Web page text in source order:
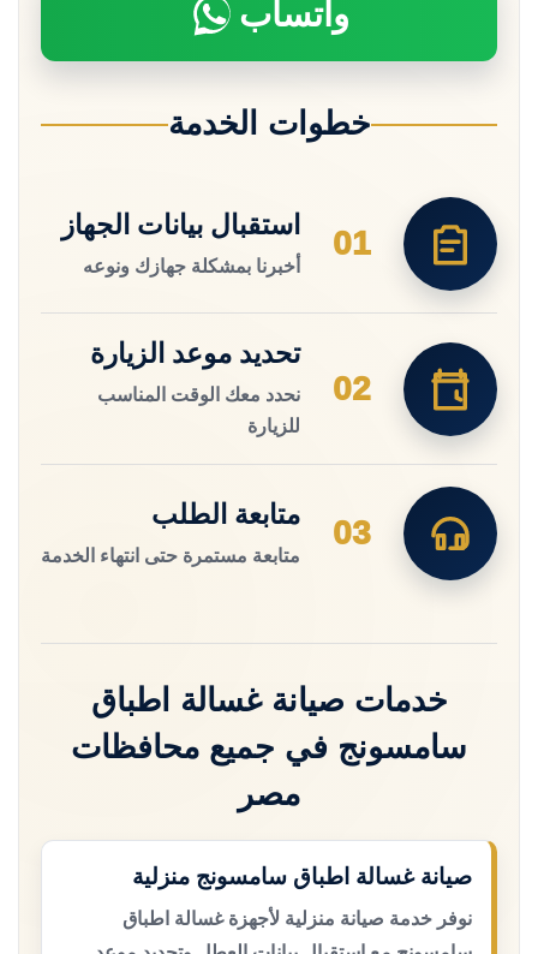
واتساب
خطوات الخدمة
01
استقبال بيانات الجهاز
أخبرنا بمشكلة جهازك ونوعه
02
تحديد موعد الزيارة
نحدد معك الوقت المناسب
للزيارة
03
متابعة الطلب
متابعة مستمرة حتى انتهاء الخدمة
خدمات صيانة غسالة اطباق
سامسونج في جميع محافظات
مصر
صيانة غسالة اطباق سامسونج منزلية
نوفر خدمة صيانة منزلية لأجهزة غسالة اطباق